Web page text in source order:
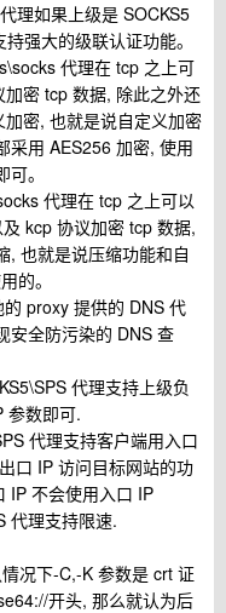
理如果上级是 SOCKS5
强大的级联认证功能。
代理在 tcp 之上可
密 tcp 数据, 除此之外还
密, 也就是说自定义加密
采用 AES256 加密, 使用
。
代理在 tcp 之上可以
kcp 协议加密 tcp 数据,
, 也就是说压缩功能和自
的。
proxy 提供的 DNS 代
安全防污染的 DNS 查
代理支持上级负
参数即可.
代理支持客户端用入口
口 IP 访问目标网站的功
IP 不会使用入口 IP
代理支持限速.
况下-C,-K 参数是 crt 证
开头, 那么就认为后